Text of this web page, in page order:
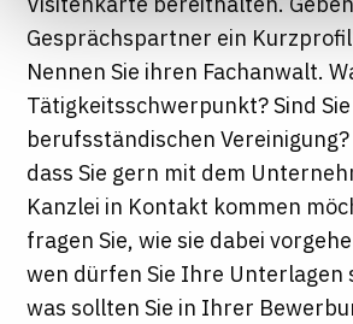
Informationen finden Sie in unseren
Datenschutzhinweisen
Gesprächspartner ein
Nennen Sie ihren Fachanwalt.
Tätigkeitsschwerpunkt? Sind
berufsständischen Vereinigung?
dass Sie gern mit dem
Kanzlei in Kontakt kommen
fragen Sie, wie sie dabei
wen dürfen Sie Ihre Unterlagen
was sollten Sie in Ihrer